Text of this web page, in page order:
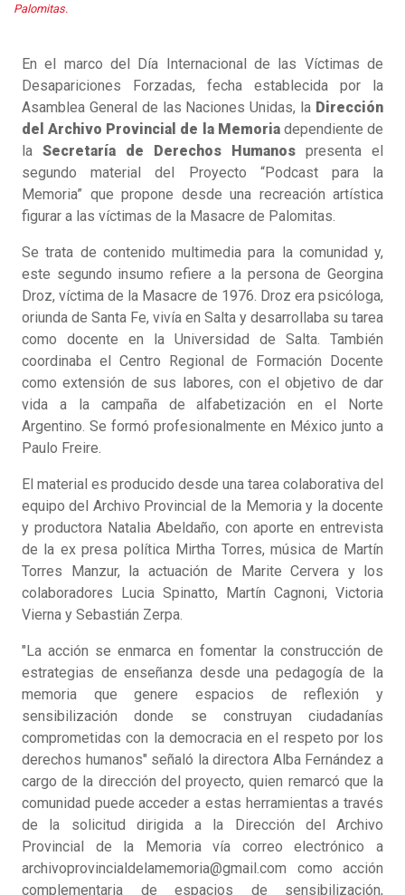
Palomitas.
En el marco del Día Internacional de las Víctimas de
Desapariciones Forzadas, fecha establecida por la
Asamblea General de las Naciones Unidas, la Dirección
del Archivo Provincial de la Memoriadependiente de
la Secretaría de Derechos Humanos presenta el
segundo material del Proyecto “Podcast para la
Memoria” que propone desde una recreación artística
figurar a las víctimas de la Masacre de Palomitas.
Se trata de contenido multimedia para la comunidad y,
este segundo insumo refiere a la persona de Georgina
Droz, víctima de la Masacre de 1976. Droz era psicóloga,
oriunda de Santa Fe, vivía en Salta y desarrollaba su tarea
como docente en la Universidad de Salta. También
coordinaba el Centro Regional de Formación Docente
como extensión de sus labores, con el objetivo de dar
vida a la campaña de alfabetización en el Norte
Argentino. Se formó profesionalmente en México junto a
Paulo Freire.
El material es producido desde una tarea colaborativa del
equipo del Archivo Provincial de la Memoria y la docente
y productora Natalia Abeldaño, con aporte en entrevista
de la ex presa política Mirtha Torres, música de Martín
Torres Manzur, la actuación de Marite Cervera y los
colaboradores Lucia Spinatto, Martín Cagnoni, Victoria
Vierna y Sebastián Zerpa.
"La acción se enmarca en fomentar la construcción de
estrategias de enseñanza desde una pedagogía de la
memoria que genere espacios de reflexión y
sensibilización donde se construyan ciudadanías
comprometidas con la democracia en el respeto por los
derechos humanos" señaló la directora Alba Fernández a
cargo de la dirección del proyecto, quien remarcó que la
comunidad puede acceder a estas herramientas a través
de la solicitud dirigida a la Dirección del Archivo
Provincial de la Memoria vía correo electrónico a
archivoprovincialdelamemoria@gmail.com como acción
complementaria de espacios de sensibilización,